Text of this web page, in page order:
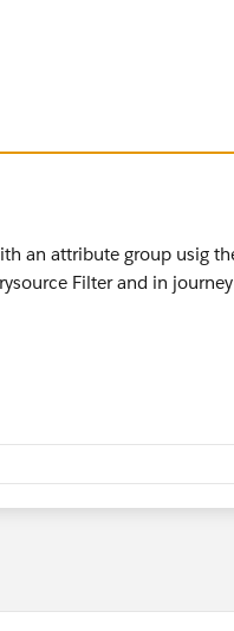
an attribute group usig
Filter and in